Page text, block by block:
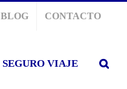
BLOG CONTACTO
SEGURO VIAJE